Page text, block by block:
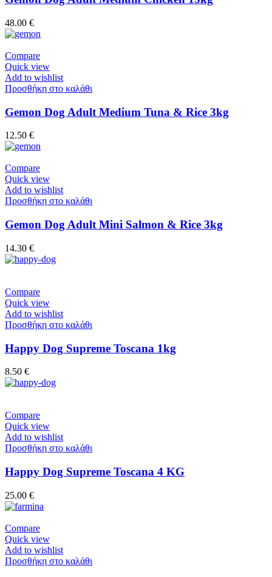
48.00 €
Compare
Quick view
Add to wishlist
Προσθήκη στο καλάθι
Gemon Dog Adult Medium Tuna & Rice 3kg
12.50 €
Compare
Quick view
Add to wishlist
Προσθήκη στο καλάθι
Gemon Dog Adult Mini Salmon & Rice 3kg
14.30 €
Compare
Quick view
Add to wishlist
Προσθήκη στο καλάθι
Happy Dog Supreme Toscana 1kg
8.50 €
Compare
Quick view
Add to wishlist
Προσθήκη στο καλάθι
Happy Dog Supreme Toscana 4 KG
25.00 €
Compare
Quick view
Add to wishlist
Προσθήκη στο καλάθι